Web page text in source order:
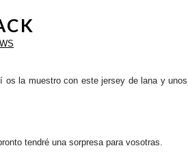
os la muestro con este jersey de lana y unos
tendré una sorpresa para vosotras.